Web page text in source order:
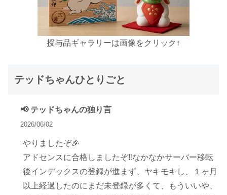
授与品ギャラリーは画像をクリック↑
テッドちゃんひとりごと
📢 テッドちゃんの独り言
2026/06/02
やりましたぞ🎉
アドセンスに合格しましたぞ‼️なかなかサーバー移転
後インデックスの登録が進まず、ヤキモキし、１ヶ月
以上経過したのにまだ未登録が多くて、もういいや、